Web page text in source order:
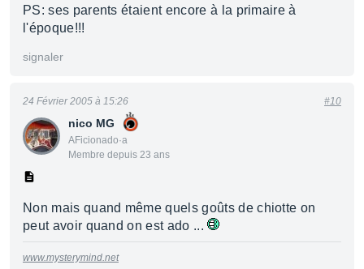
PS: ses parents étaient encore à la primaire à
l'époque!!!
signaler
nico MG
AFicionado·a
Membre depuis 23 ans
24 Février 2005 à 15:26 #10
Non mais quand même quels goûts de chiotte on
peut avoir quand on est ado ...
www.mysterymind.net